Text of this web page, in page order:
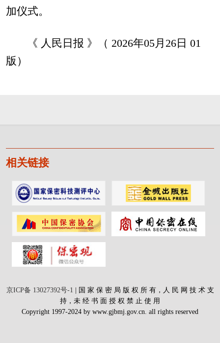
加仪式。
《 人民日报 》（ 2026年05月26日 01
版）
相关链接
京ICP备 13027392号-1 | 国 家 保 密 局 版 权 所 有，人 民 网 技 术 支
持，未 经 书 面 授 权 禁 止 使 用
Copyright 1997-2024 by www.gjbmj.gov.cn. all rights reserved